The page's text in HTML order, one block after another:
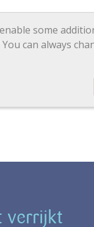
Inloggen
verrijkt
some
You can always